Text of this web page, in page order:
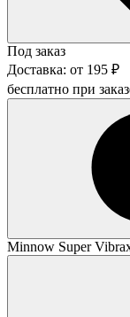
Под заказ
Доставка: от 195 ₽
бесплатно при
Minnow Super